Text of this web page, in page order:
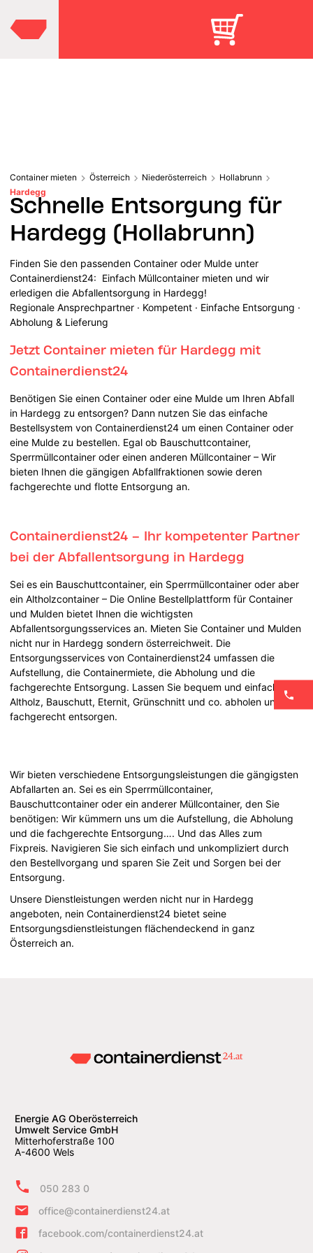
Container mieten Österreich Niederösterreich
Hollabrunn
Hardegg
Schnelle Entsorgung für
Hardegg (Hollabrunn)
Finden Sie den passenden Container oder Mulde unter
Containerdienst24: Einfach Müllcontainer mieten und wir
erledigen die Abfallentsorgung in Hardegg!
Regionale Ansprechpartner · Kompetent · Einfache Entsorgung ·
Abholung & Lieferung
Jetzt Container mieten für Hardegg mit
Containerdienst24
Benötigen Sie einen Container oder eine Mulde um Ihren Abfall
in Hardegg zu entsorgen? Dann nutzen Sie das einfache
Bestellsystem von Containerdienst24 um einen Container oder
eine Mulde zu bestellen. Egal ob Bauschuttcontainer,
Sperrmüllcontainer oder einen anderen Müllcontainer – Wir
bieten Ihnen die gängigen Abfallfraktionen sowie deren
fachgerechte und flotte Entsorgung an.
Containerdienst24 – Ihr kompetenter Partner
bei der Abfallentsorgung in Hardegg
Sei es ein Bauschuttcontainer, ein Sperrmüllcontainer oder aber
ein Altholzcontainer – Die Online Bestellplattform für Container
und Mulden bietet Ihnen die wichtigsten
Abfallentsorgungsservices an. Mieten Sie Container und Mulden
nicht nur in Hardegg sondern österreichweit. Die
Entsorgungsservices von Containerdienst24 umfassen die
Aufstellung, die Containermiete, die Abholung und die
fachgerechte Entsorgung. Lassen Sie bequem und einfach
Altholz, Bauschutt, Eternit, Grünschnitt und co. abholen und
fachgerecht entsorgen.
Wir bieten verschiedene Entsorgungsleistungen die gängigsten
Abfallarten an. Sei es ein Sperrmüllcontainer,
Bauschuttcontainer oder ein anderer Müllcontainer, den Sie
benötigen: Wir kümmern uns um die Aufstellung, die Abholung
und die fachgerechte Entsorgung…. Und das Alles zum
Fixpreis. Navigieren Sie sich einfach und unkompliziert durch
den Bestellvorgang und sparen Sie Zeit und Sorgen bei der
Entsorgung.
Unsere Dienstleistungen werden nicht nur in Hardegg
angeboten, nein Containerdienst24 bietet seine
Entsorgungsdienstleistungen flächendeckend in ganz
Österreich an.
Energie AG Oberösterreich
Umwelt Service GmbH
Mitterhoferstraße 100
A-4600 Wels
050 283 0
office@containerdienst24.at
facebook.com/containerdienst24.at